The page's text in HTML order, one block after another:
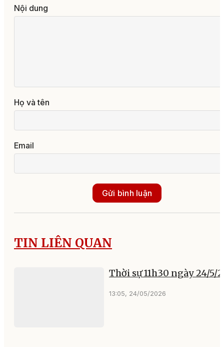
Nội dung
Họ và tên
Email
Gửi bình luận
TIN LIÊN QUAN
Thời sự 11h30 ngày 24/5/
13:05, 24/05/2026